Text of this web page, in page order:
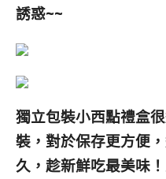
誘惑~~
獨立包裝小西點禮盒
裝，對於保存更方便
久，趁新鮮吃最美味